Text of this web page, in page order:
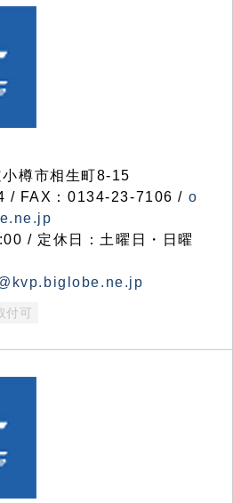
樽市相生町8-15
/ FAX：0134-23-7106 / o
/ 定休日：土曜日・日曜
付可